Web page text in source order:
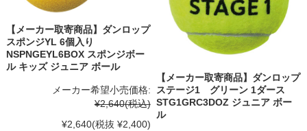
【メーカー取寄商品】ダンロップ
スポンジYL 6個入り
NSPNGEYL6BOX スポンジボー
ル キッズ ジュニア ボール
メーカー希望小売価格:
¥2,640(税込)
¥2,640(税抜 ¥2,400)
【メーカー取寄商品】ダンロップ
ステージ1 グリーン 1ダース
STG1GRC3DOZ ジュニア ボー
ル